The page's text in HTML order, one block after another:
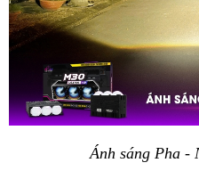
Ánh sáng Pha -